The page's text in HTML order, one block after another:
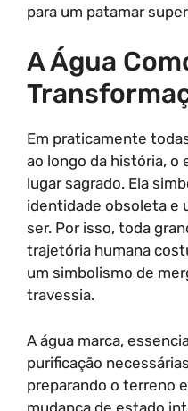
para um patamar
A Água
Em praticamente
ao longo da história, o
lugar sagrado. Ela
identidade obsoleta e
ser. Por isso, toda
trajetória humana
um simbolismo de
travessia.
A água marca,
purificação
preparando o terreno
mudança de estado